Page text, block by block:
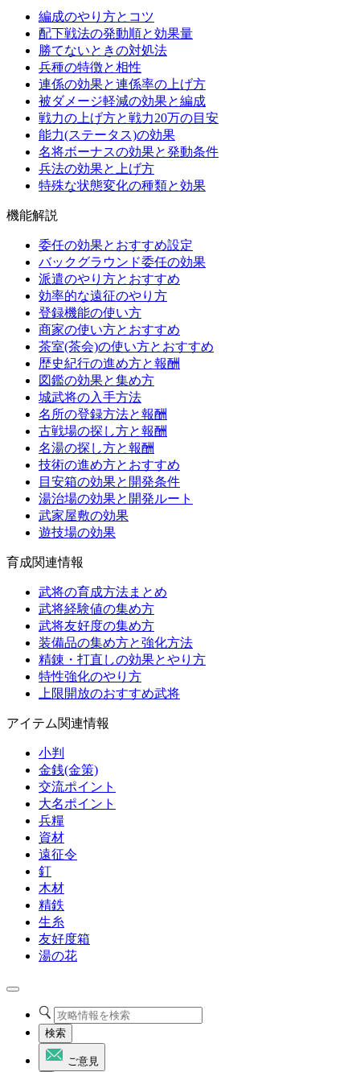
編成のやり方とコツ
配下戦法の発動順と効果量
勝てないときの対処法
兵種の特徴と相性
連係の効果と連係率の上げ方
被ダメージ軽減の効果と編成
戦力の上げ方と戦力20万の目安
能力(ステータス)の効果
名将ボーナスの効果と発動条件
兵法の効果と上げ方
特殊な状態変化の種類と効果
機能解説
委任の効果とおすすめ設定
バックグラウンド委任の効果
派遣のやり方とおすすめ
効率的な遠征のやり方
登録機能の使い方
商家の使い方とおすすめ
茶室(茶会)の使い方とおすすめ
歴史紀行の進め方と報酬
図鑑の効果と集め方
城武将の入手方法
名所の登録方法と報酬
古戦場の探し方と報酬
名湯の探し方と報酬
技術の進め方とおすすめ
目安箱の効果と開発条件
湯治場の効果と開発ルート
武家屋敷の効果
遊技場の効果
育成関連情報
武将の育成方法まとめ
武将経験値の集め方
武将友好度の集め方
装備品の集め方と強化方法
精錬・打直しの効果とやり方
特性強化のやり方
上限開放のおすすめ武将
アイテム関連情報
小判
金銭(金策)
交流ポイント
大名ポイント
兵糧
資材
遠征令
釘
木材
精鉄
生糸
友好度箱
湯の花
検索
ご意見